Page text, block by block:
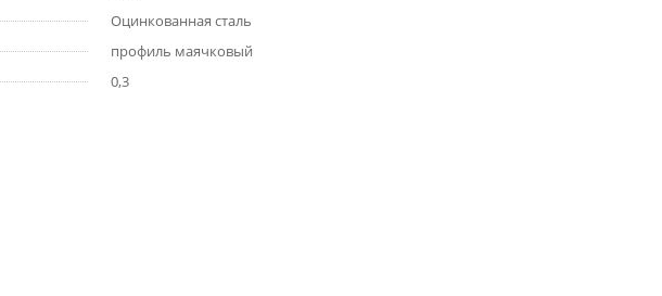
Оцинкованная сталь
профиль маячковый
0,3